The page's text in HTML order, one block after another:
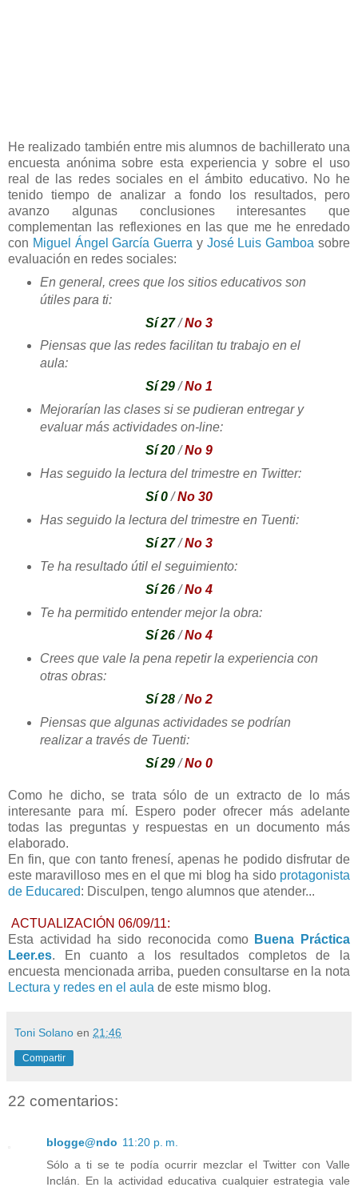
He realizado también entre mis alumnos de bachillerato una
encuesta anónima sobre esta experiencia y sobre el uso
real de las redes sociales en el ámbito educativo. No he
tenido tiempo de analizar a fondo los resultados, pero
avanzo algunas conclusiones interesantes que
complementan las reflexiones en las que me he enredado
con Miguel Ángel García Guerra y José Luis Gamboa sobre
evaluación en redes sociales:
En general, crees que los sitios educativos son
útiles para ti:
Sí 27/No 3
Piensas que las redes facilitan tu trabajo en el
aula:
Sí 29/No 1
Mejorarían las clases si se pudieran entregar y
evaluar más actividades on-line:
Sí 20/No 9
Has seguido la lectura del trimestre en Twitter:
Sí 0/No 30
Has seguido la lectura del trimestre en Tuenti:
Sí 27/No 3
Te ha resultado útil el seguimiento:
Sí 26/No 4
Te ha permitido entender mejor la obra:
Sí 26/No 4
Crees que vale la pena repetir la experiencia con
otras obras:
Sí 28/No 2
Piensas que algunas actividades se podrían
realizar a través de Tuenti:
Sí 29/No 0
Como he dicho, se trata sólo de un extracto de lo más
interesante para mí. Espero poder ofrecer más adelante
todas las preguntas y respuestas en un documento más
elaborado.
En fin, que con tanto frenesí, apenas he podido disfrutar de
este maravilloso mes en el que mi blog ha sido protagonista
de Educared: Disculpen, tengo alumnos que atender...
ACTUALIZACIÓN 06/09/11:
Esta actividad ha sido reconocida como
Buena Práctica
Leer.es. En cuanto a los resultados completos de la
encuesta mencionada arriba, pueden consultarse en la nota
Lectura y redes en el aula de este mismo blog.
Toni Solano en 21:46
Compartir
22 comentarios:
blogge@ndo 11:20 p. m.
Sólo a ti se te podía ocurrir mezclar el Twitter con Valle
Inclán. En la actividad educativa cualquier estrategia vale